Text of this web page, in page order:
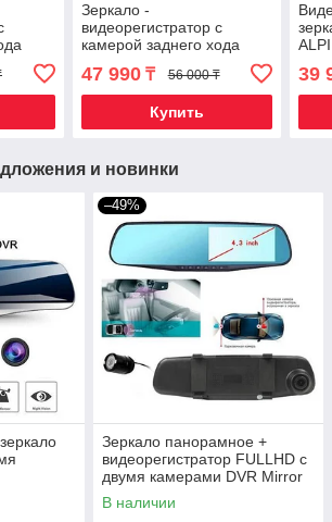
Зеркало -
видеорегистратор с
камерой заднего хода
Pioneer {9.66″,
TouchScreen} (P2 2K+WiFi)
47 990₸ 56 000 ₸
Купить
(Pro
39
и новинки
–49%
Зеркало панорамное +
видеорегистратор FULLHD с
двумя камерами DVR Mirror
4.3"
В наличии